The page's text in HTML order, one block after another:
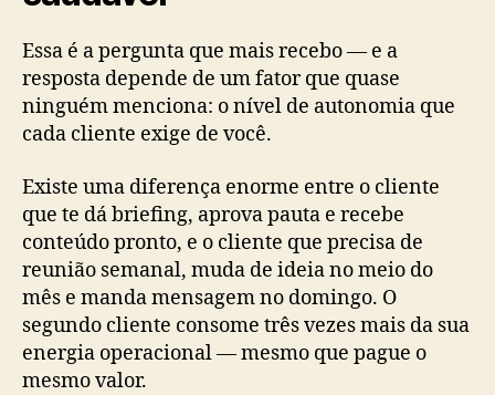
Essa é a pergunta que mais recebo — e a
resposta depende de um fator que quase
ninguém menciona: o nível de autonomia que
cada cliente exige de você.
Existe uma diferença enorme entre o cliente
que te dá briefing, aprova pauta e recebe
conteúdo pronto, e o cliente que precisa de
reunião semanal, muda de ideia no meio do
mês e manda mensagem no domingo. O
segundo cliente consome três vezes mais da sua
energia operacional — mesmo que pague o
mesmo valor.